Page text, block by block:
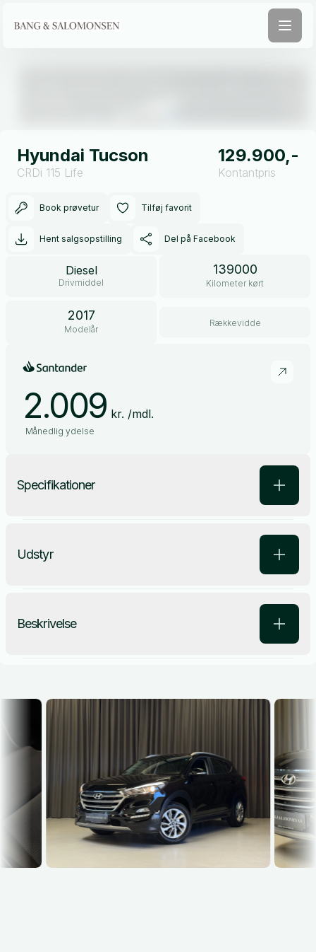
Hyundai Tucson
CRDi 115 Life
129.900,-
Kontantpris
Book prøvetur Tilføj favorit
Hent salgsopstilling Del på Facebook
Diesel
Drivmiddel
139000
Kilometer kørt
2017
Modelår
Rækkevidde
2.009 kr. /mdl.
Månedlig ydelse
Specifikationer
Udstyr
Beskrivelse